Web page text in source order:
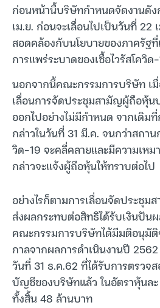
ก่อนหน้านี้บริษัทกำหนดจัดงานดัง
เม.ย. ก่อนจะเลื่อนไปเป็นวันที่ 22
สอดคล้องกับนโยบายของภาครัฐ
การแพร่ระบาดของเชื้อไวรัสโควิด
นอกจากนี้คณะกรรมการบริษัท เ
เลื่อนการจัดประชุมสามัญผู้ถือหุ้น
ออกไปอย่างไม่มีกำหนด จากเดิม
กล่าวในวันที่ 31 มี.ค. จนกว่าสถา
วิด-19 จะคลี่คลายและมีความเห
กล่าวจะแจ้งผู้ถือหุ้นให้ทราบต่อไป
อย่างไรก็ตามการเลื่อนจัดประชุ
ส่งผลกระทบต่อสิทธิได้รับเงินปัน
คณะกรรมการบริษัทได้มีมติอนุมัติ
กาลจากผลการดำเนินงานปี
วันที่ 31 ธ.ค.62 ที่ได้รับการตรวจ
บัญชีของบริษัทแล้ว ในอัตราหุ้นล
ทั้งสิ้น 48 ล้านบาท